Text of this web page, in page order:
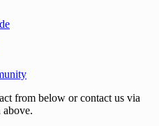
from below or contact us via
above.